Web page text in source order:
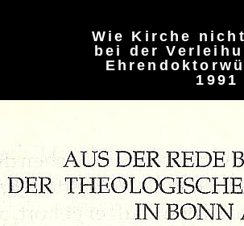
Wie Kirche
bei der